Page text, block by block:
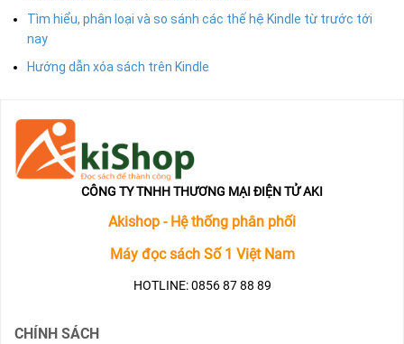
Tìm hiểu, phân loại và so sánh các thế hệ Kindle từ trước tới
nay
Hướng dẫn xóa sách trên Kindle
CÔNG TY TNHH THƯƠNG MẠI ĐIỆN TỬ AKI
Akishop - Hệ thống phân phối
Máy đọc sách Số 1 Việt Nam
HOTLINE: 0856 87 88 89
CHÍNH SÁCH